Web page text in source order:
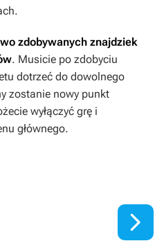
zdobywanych znajdziek
. Musicie po zdobyciu
dotrzeć do dowolnego
zostanie nowy punkt
wyłączyć grę i
głównego.
